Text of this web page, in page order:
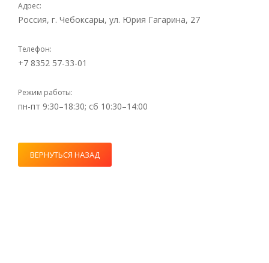
Адрес:
Россия, г. Чебоксары, ул. Юрия Гагарина, 27
Телефон:
+7 8352 57-33-01
Режим работы:
пн-пт 9:30–18:30; сб 10:30–14:00
ВЕРНУТЬСЯ НАЗАД